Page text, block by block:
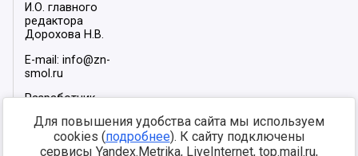
И.О. главного
редактора
Дорохова Н.В.
E-mail: info@zn-
smol.ru
Разработчик
2026
Мы в социальных
Для повышения удобства сайта мы используем
cookies (подробнее). К сайту подключены
сервисы Yandex.Metrika, LiveInternet, top.mail.ru,